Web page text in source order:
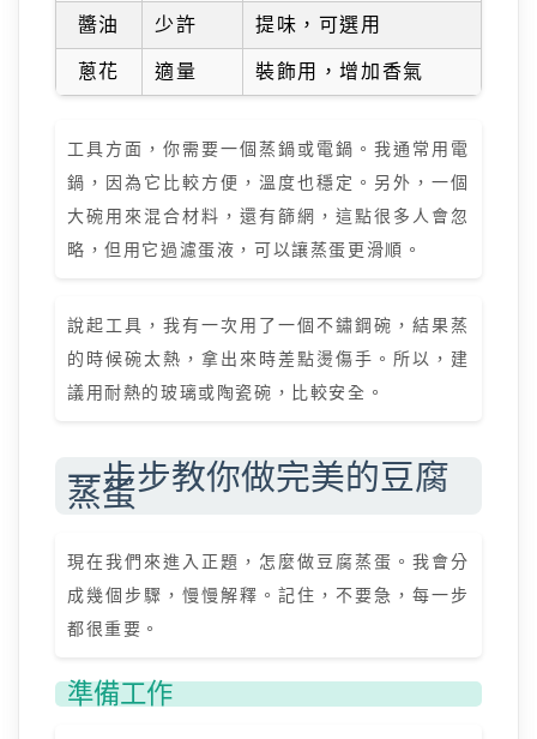
醬油 少許 提味，可選用
蔥花 適量 裝飾用，增加香氣
工具方面，你需要一個蒸鍋或電鍋。我通常用電
鍋，因為它比較方便，溫度也穩定。另外，一個
大碗用來混合材料，還有篩網，這點很多人會忽
略，但用它過濾蛋液，可以讓蒸蛋更滑順。
說起工具，我有一次用了一個不鏽鋼碗，結果蒸
的時候碗太熱，拿出來時差點燙傷手。所以，建
議用耐熱的玻璃或陶瓷碗，比較安全。
一步步教你做完美的豆腐
蒸蛋
現在我們來進入正題，怎麼做豆腐蒸蛋。我會分
成幾個步驟，慢慢解釋。記住，不要急，每一步
都很重要。
準備工作